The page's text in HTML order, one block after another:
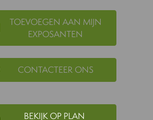
TOEVOEGEN AAN MIJN
EXPOSANTEN
CONTACTEER ONS
BEKIJK OP PLAN